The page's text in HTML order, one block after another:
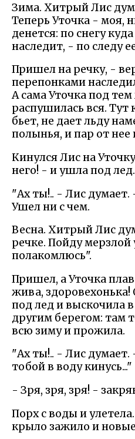
Зима. Хитрый Лис
Теперь Уточка - моя,
денется: по снегу
наследит, - по следу
Пришел на речку, -
перепонками
А сама Уточка под
распушилась вся.
бьет, не дает льду
полынья, и пар от нее
Кинулся Лис на
него! - и ушла под лед.
"Ах ты!.. - Лис думает.
Ушел ни с чем.
Весна. Хитрый Лис
речке. Пойду мерзлой
полакомлюсь".
Пришел, а Уточка
жива,
под лед и выскочила
другим берегом: там
всю зиму и прожила.
"Ах ты!.. - Лис думает.
тобой в воду кинусь..."
- Зря, зря, зря! -
Порх с воды и
крыло зажило и